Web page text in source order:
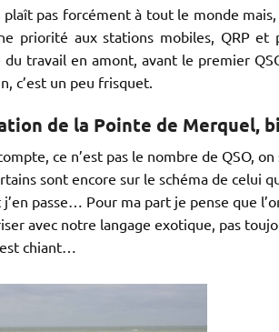
plaît pas forcément à tout le monde
priorité aux stations mobiles, QRP
du travail en amont, avant le premier
c’est un peu frisquet.
de la Pointe de Merquel,
ce n’est pas le nombre de QSO,
sont encore sur le schéma de celui
passe… Pour ma part je pense que
avec notre langage exotique, pas
chiant…